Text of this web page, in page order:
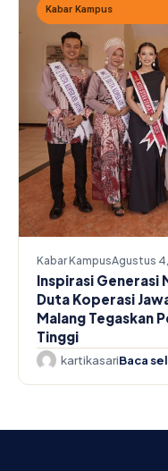
Kabar Kampus
Kabar KampusAgustus
Inspirasi Generasi
Duta Koperasi
Malang Tegaskan
Tinggi
kartikasariBaca